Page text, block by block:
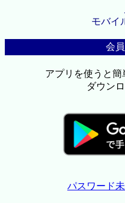
モバイ
会
アプリを使うと
ダウン
パスワード